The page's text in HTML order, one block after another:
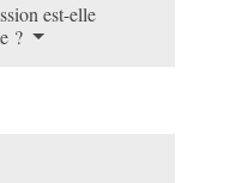
est-elle
?